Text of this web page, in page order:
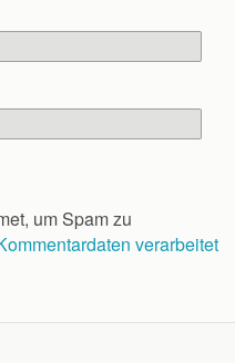
um Spam zu
verarbeitet